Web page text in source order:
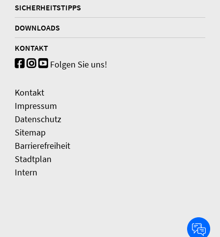
SICHERHEITSTIPPS
DOWNLOADS
KONTAKT
Folgen Sie uns!
Kontakt
Impressum
Datenschutz
Sitemap
Barrierefreiheit
Stadtplan
Intern